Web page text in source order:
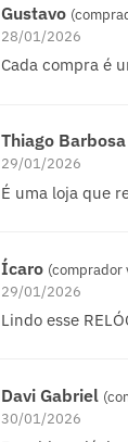
Gustavo
28/01/2026
Cada compra é
Thiago Barbosa
29/01/2026
É uma loja que
Ícaro (comprador
29/01/2026
Lindo esse
Davi Gabriel
30/01/2026